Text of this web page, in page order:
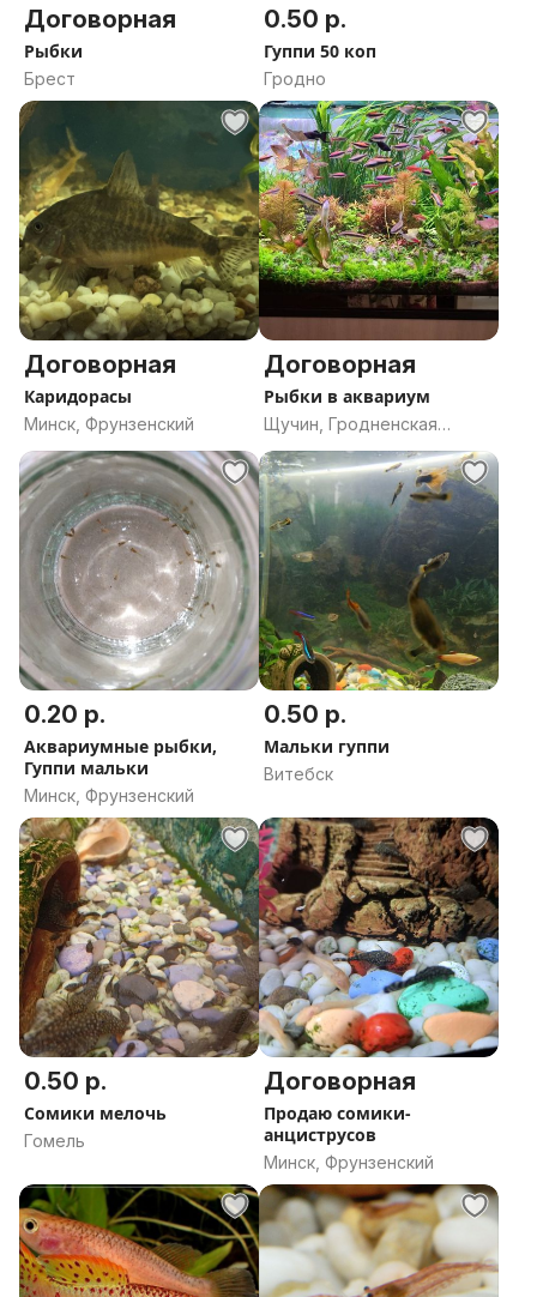
Договорная
Рыбки
Брест
0.50 р.
Гуппи 50 коп
Гродно
Договорная
Каридорасы
Минск, Фрунзенский
Договорная
Рыбки в аквариум
Щучин, Гродненская
область
0.20 р.
Аквариумные рыбки,
Гуппи мальки
Минск, Фрунзенский
0.50 р.
Мальки гуппи
Витебск
0.50 р.
Сомики мелочь
Гомель
Договорная
Продаю сомики-
анциструсов
Минск, Фрунзенский